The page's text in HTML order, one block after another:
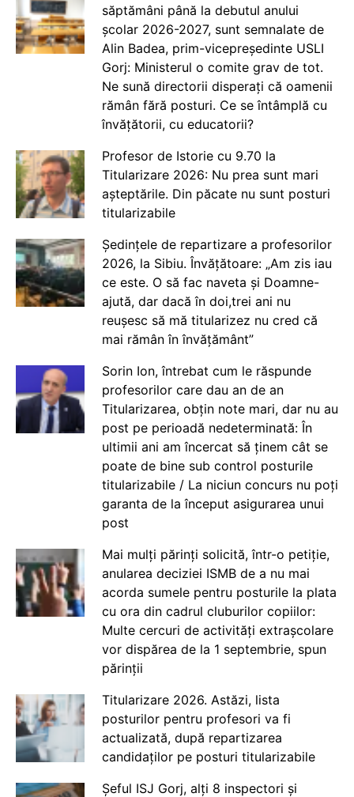
săptămâni până la debutul anului
școlar 2026-2027, sunt semnalate de
Alin Badea, prim-vicepreședinte USLI
Gorj: Ministerul o comite grav de tot.
Ne sună directorii disperați că oamenii
rămân fără posturi. Ce se întâmplă cu
învățătorii, cu educatorii?
Profesor de Istorie cu 9.70 la
Titularizare 2026: Nu prea sunt mari
așteptările. Din păcate nu sunt posturi
titularizabile
Ședințele de repartizare a profesorilor
2026, la Sibiu. Învățătoare: „Am zis iau
ce este. O să fac naveta și Doamne-
ajută, dar dacă în doi,trei ani nu
reușesc să mă titularizez nu cred că
mai rămân în învățământ”
Sorin Ion, întrebat cum le răspunde
profesorilor care dau an de an
Titularizarea, obțin note mari, dar nu au
post pe perioadă nedeterminată: În
ultimii ani am încercat să ținem cât se
poate de bine sub control posturile
titularizabile / La niciun concurs nu poți
garanta de la început asigurarea unui
post
Mai mulți părinți solicită, într-o petiție,
anularea deciziei ISMB de a nu mai
acorda sumele pentru posturile la plata
cu ora din cadrul cluburilor copiilor:
Multe cercuri de activități extrașcolare
vor dispărea de la 1 septembrie, spun
părinții
Titularizare 2026. Astăzi, lista
posturilor pentru profesori va fi
actualizată, după repartizarea
candidaților pe posturi titularizabile
Șeful ISJ Gorj, alți 8 inspectori și